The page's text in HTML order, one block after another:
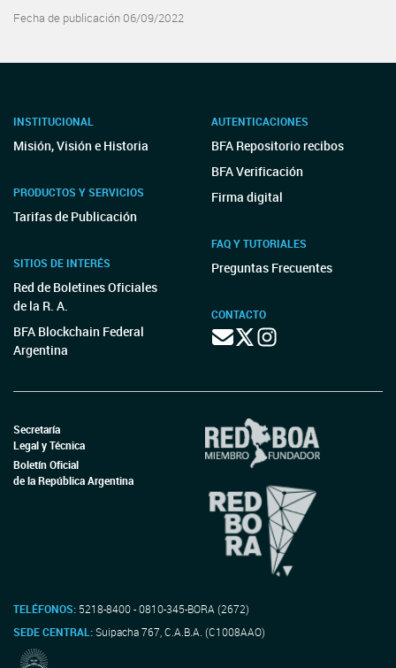
Fecha de publicación 06/09/2022
INSTITUCIONAL
Misión, Visión e Historia
PRODUCTOS Y SERVICIOS
Tarifas de Publicación
SITIOS DE INTERÉS
Red de Boletines Oficiales
de la R. A.
BFA Blockchain Federal
Argentina
AUTENTICACIONES
BFA Repositorio recibos
BFA Verificación
Firma digital
FAQ Y TUTORIALES
Preguntas Frecuentes
CONTACTO
Secretaría
Legal y Técnica
Boletín Oficial
de la República Argentina
TELÉFONOS: 5218-8400 - 0810-345-BORA (2672)
SEDE CENTRAL:Suipacha 767, C.A.B.A. (C1008AAO)